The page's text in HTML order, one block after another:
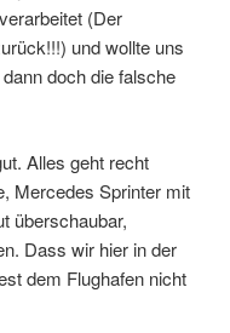
(Der
und wollte uns
doch die falsche
Alles geht recht
Mercedes Sprinter mit
überschaubar,
Dass wir hier in der
dem Flughafen nicht